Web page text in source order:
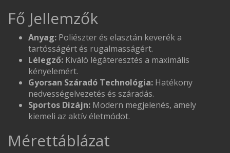
Fő Jellemzők
Anyag: Poliészter és elasztán keverék a
tartósságért és rugalmasságért.
Lélegző: Kiváló légáteresztés a maximális
kényelemért.
Gyorsan Száradó Technológia: Hatékony
nedvességelvezetés és száradás.
Sportos Dizájn: Modern megjelenés, amely
kiemeli az aktív életmódot.
Mérettáblázat